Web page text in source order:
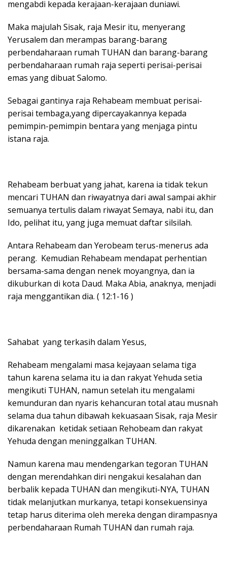
mengabdi kepada kerajaan-kerajaan duniawi.
Maka majulah Sisak, raja Mesir itu, menyerang
Yerusalem dan merampas barang-barang
perbendaharaan rumah TUHAN dan barang-barang
perbendaharaan rumah raja seperti perisai-perisai
emas yang dibuat Salomo.
Sebagai gantinya raja Rehabeam membuat perisai-
perisai tembaga,yang dipercayakannya kepada
pemimpin-pemimpin bentara yang menjaga pintu
istana raja.
Rehabeam berbuat yang jahat, karena ia tidak tekun
mencari TUHAN dan riwayatnya dari awal sampai akhir
semuanya tertulis dalam riwayat Semaya, nabi itu, dan
Ido, pelihat itu, yang juga memuat daftar silsilah.
Antara Rehabeam dan Yerobeam terus-menerus ada
perang. Kemudian Rehabeam mendapat perhentian
bersama-sama dengan nenek moyangnya, dan ia
dikuburkan di kota Daud. Maka Abia, anaknya, menjadi
raja menggantikan dia. ( 12:1-16 )
Sahabat yang terkasih dalam Yesus,
Rehabeam mengalami masa kejayaan selama tiga
tahun karena selama itu ia dan rakyat Yehuda setia
mengikuti TUHAN, namun setelah itu mengalami
kemunduran dan nyaris kehancuran total atau musnah
selama dua tahun dibawah kekuasaan Sisak, raja Mesir
dikarenakan ketidak setiaan Rehobeam dan rakyat
Yehuda dengan meninggalkan TUHAN.
Namun karena mau mendengarkan tegoran TUHAN
dengan merendahkan diri nengakui kesalahan dan
berbalik kepada TUHAN dan mengikuti-NYA, TUHAN
tidak melanjutkan murkanya, tetapi konsekuensinya
tetap harus diterima oleh mereka dengan dirampasnya
perbendaharaan Rumah TUHAN dan rumah raja.